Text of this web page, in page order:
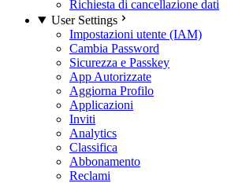
Richiesta di cancellazione dati
User Settings
Impostazioni utente (IAM)
Cambia Password
Sicurezza e Passkey
App Autorizzate
Aggiorna Profilo
Applicazioni
Inviti
Analytics
Classifica
Abbonamento
Reclami